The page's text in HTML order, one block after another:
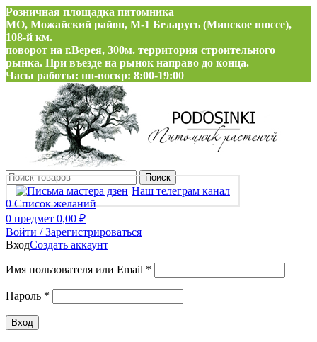
Розничная площадка питомника
МО, Можайский район, М-1 Беларусь (Минское шоссе),
108-й км.
поворот на г.Верея, 300м. территория строительного
рынка. При въезде на рынок направо до конца.
Часы работы: пн-воскр: 8:00-19:00
Поиск
Наш телеграм канал
0 Список желаний
0 предмет 0,00 ₽
Войти / Зарегистрироваться
ВходСоздать аккаунт
Имя пользователя или Email *
Пароль *
Вход